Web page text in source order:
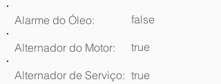
Alarme do Óleo: false
Alternador do Motor: true
Alternador de Serviço: true